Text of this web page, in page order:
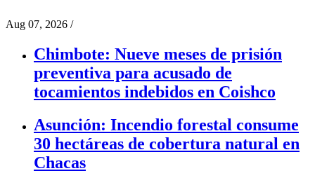
Aug 07, 2026 /
Chimbote: Nueve meses de prisión
preventiva para acusado de
tocamientos indebidos en Coishco
Asunción: Incendio forestal consume
30 hectáreas de cobertura natural en
Chacas